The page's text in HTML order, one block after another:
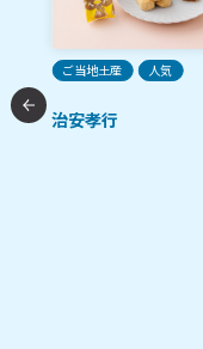
ご当地土産 人気
治安孝行